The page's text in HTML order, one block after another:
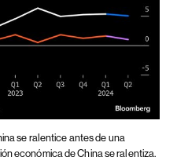
se ralentice antes de una
económica de China se ralentiza.